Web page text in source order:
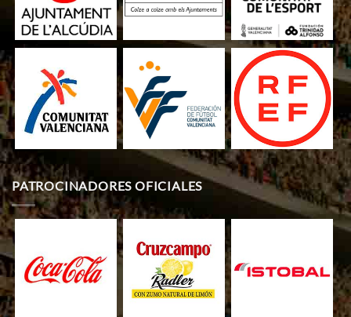
PATROCINADORES OFICIALES